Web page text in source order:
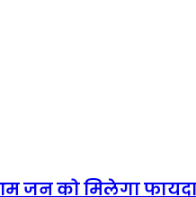
जन को मिलेगा